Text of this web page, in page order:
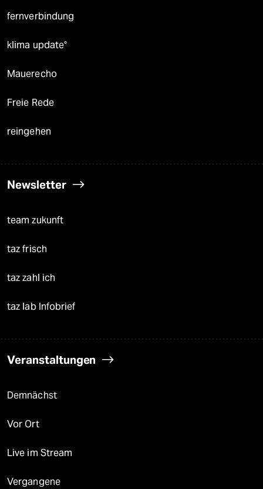
fernverbindung
klima update°
Mauerecho
Freie Rede
reingehen
Newsletter
team zukunft
taz frisch
taz zahl ich
taz lab Infobrief
Veranstaltungen
Demnächst
Vor Ort
Live im Stream
Vergangene